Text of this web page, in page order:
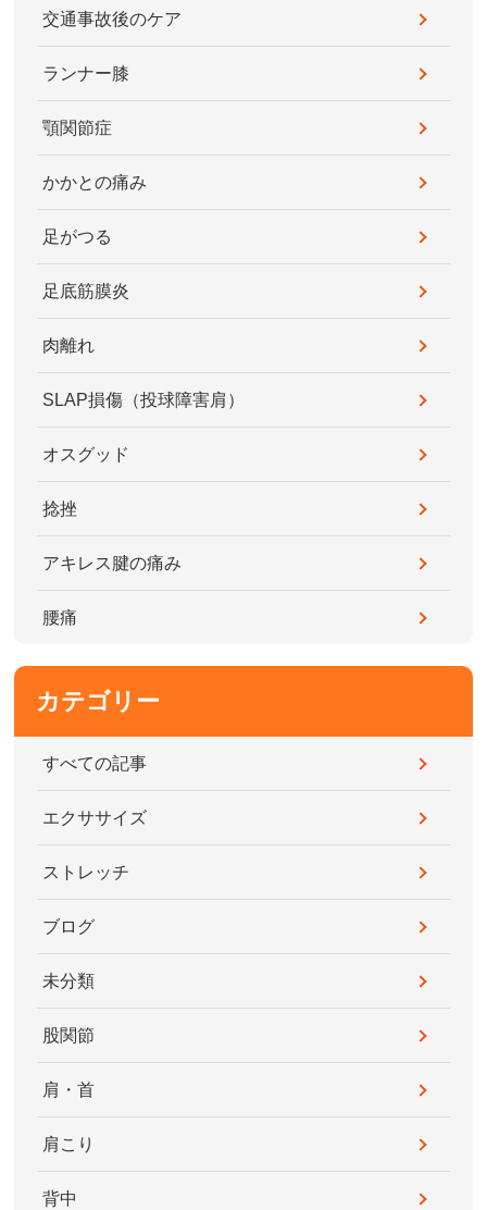
交通事故後のケア
ランナー膝
顎関節症
かかとの痛み
足がつる
足底筋膜炎
肉離れ
SLAP損傷（投球障害肩）
オスグッド
捻挫
アキレス腱の痛み
腰痛
カテゴリー
すべての記事
エクササイズ
ストレッチ
ブログ
未分類
股関節
肩・首
肩こり
背中